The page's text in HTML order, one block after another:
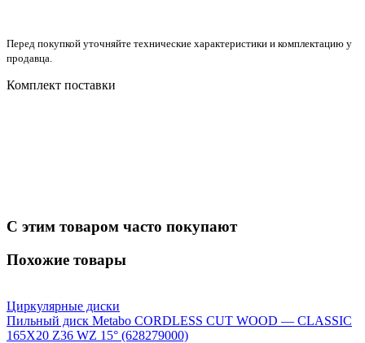
Перед покупкой уточняйте технические характеристики и комплектацию у
продавца.
Комплект поставки
С этим товаром часто покупают
Похожие товары
Циркулярные диски
Пильный диск Metabo CORDLESS CUT WOOD — CLASSIC
165X20 Z36 WZ 15° (628279000)